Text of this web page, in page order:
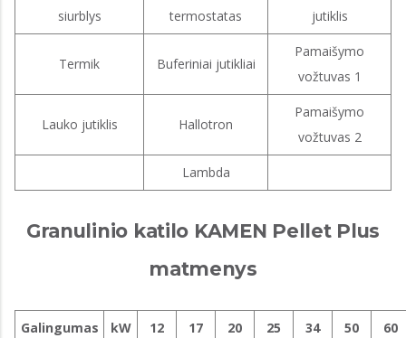
siurblys
termostatas
jutiklis
Termik Buferiniai jutikliai
Pamaišymo
vožtuvas 1
Lauko jutiklis Hallotron
Pamaišymo
vožtuvas 2
Lambda
Granulinio katilo KAMEN Pellet Plus
matmenys
Galingumas kW 12 17 20 25 34 50 60